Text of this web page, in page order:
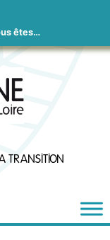
êtes…
TRANSITION